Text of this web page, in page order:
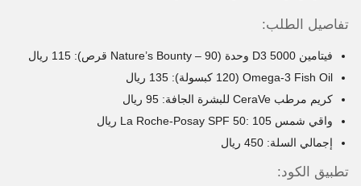
تفاصيل الطلب:
فيتامين D3 5000 وحدة (Nature’s Bounty – 90 قرص): 115 ريال
Omega-3 Fish Oil (120 كبسولة): 135 ريال
كريم مرطب CeraVe للبشرة الجافة: 95 ريال
واقي شمس La Roche-Posay SPF 50: 105 ريال
إجمالي السلة: 450 ريال
تطبيق الكود: